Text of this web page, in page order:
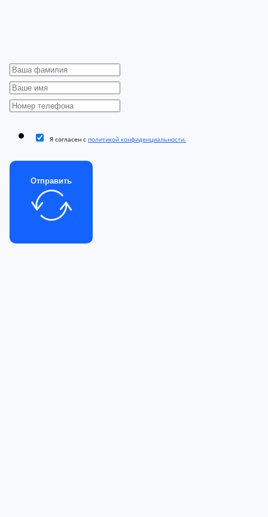
Я согласен с политикой конфиденциальности.
Отправить